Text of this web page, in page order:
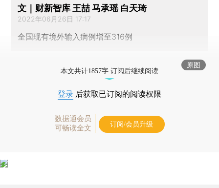
文｜财新智库 王喆 马承瑶 白天琦
2022年06月26日 17:17
全国现有境外输入病例增至316例
原图
本文共计1857字 订阅后继续阅读
登录 后获取已订阅的阅读权限
数据通会员
可畅读全文
订阅/会员升级